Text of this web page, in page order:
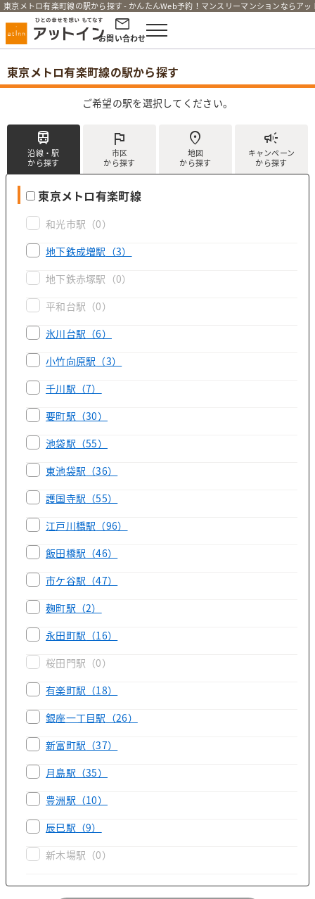
東京メトロ有楽町線の駅から探す - かんたんWeb予約！マンスリーマンションならア
お問い合わせ
東京メトロ有楽町線の駅から探す
ご希望の駅を選択してください。
train
沿線・駅
から探す
flag
市区
から探す
location_on
地図
から探す
campaign
キャンペーン
から探す
東京メトロ有楽町線
和光市駅 （0）
地下鉄成増駅 （3）
地下鉄赤塚駅 （0）
平和台駅 （0）
氷川台駅 （6）
小竹向原駅 （3）
千川駅 （7）
要町駅 （30）
池袋駅 （55）
東池袋駅 （36）
護国寺駅 （55）
江戸川橋駅 （96）
飯田橋駅 （46）
市ケ谷駅 （47）
麹町駅 （2）
永田町駅 （16）
桜田門駅 （0）
有楽町駅 （18）
銀座一丁目駅 （26）
新富町駅 （37）
月島駅 （35）
豊洲駅 （10）
辰巳駅 （9）
新木場駅 （0）